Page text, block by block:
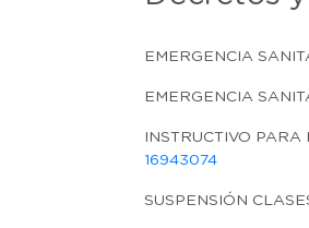
EMERGENCIA
EMERGENCIA
INSTRUCTIVO
16943074
SUSPENSIÓN